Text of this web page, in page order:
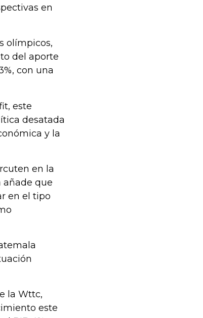
en
olímpicos,
del aporte
con una
este
desatada
y la
en la
añade que
en el tipo
la Wttc,
este